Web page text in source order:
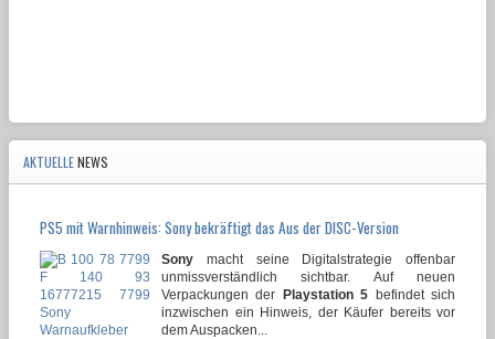
AKTUELLENEWS
PS5 mit Warnhinweis: Sony bekräftigt das Aus der DISC-Version
Sony macht seine Digitalstrategie offenbar
unmissverständlich sichtbar. Auf neuen
Verpackungen der Playstation 5 befindet sich
inzwischen ein Hinweis, der Käufer bereits vor
dem Auspacken...